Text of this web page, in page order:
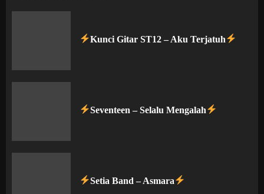
Kunci Gitar ST12 – Aku Terjatuh
Seventeen – Selalu Mengalah
Setia Band – Asmara